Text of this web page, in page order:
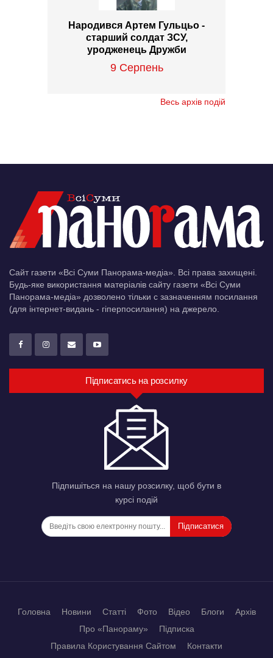
Народився Артем Гульцьо -
старший солдат ЗСУ,
уродженець Дружби
9 Серпень
Весь архів подій
Сайт газети «Всі Суми Панорама-медіа». Всі права захищені.
Будь-яке використання матеріалів сайту газети «Всі Суми
Панорама-медіа» дозволено тільки c зазначенням посилання
(для інтернет-видань - гіперпосилання) на джерело.
Підписатись на розсилку
Підпишіться на нашу розсилку, щоб бути в
курсі подій
Підписатися
Головна Новини Статті Фото Відео Блоги
Архів
Про «Панораму»
Підписка
Правила Користування Сайтом
Контакти